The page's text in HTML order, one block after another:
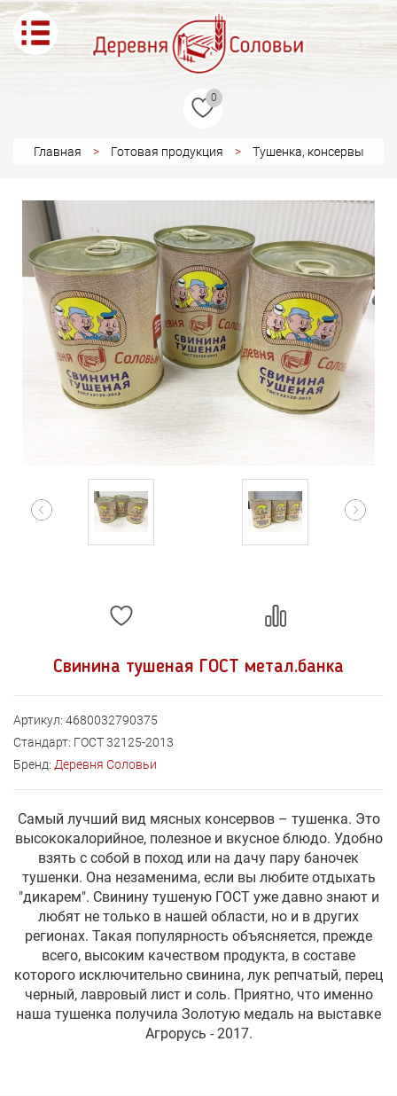
0
Главная Готовая продукция Тушенка, консервы
Свинина тушеная ГОСТ метал.банка
Артикул: 4680032790375
Стандарт: ГОСТ 32125-2013
Бренд: Деревня Соловьи
Самый лучший вид мясных консервов – тушенка. Это
высококалорийное, полезное и вкусное блюдо. Удобно
взять с собой в поход или на дачу пару баночек
тушенки. Она незаменима, если вы любите отдыхать
"дикарем". Свинину тушеную ГОСТ уже давно знают и
любят не только в нашей области, но и в других
регионах. Такая популярность объясняется, прежде
всего, высоким качеством продукта, в составе
которого исключительно свинина, лук репчатый, перец
черный, лавровый лист и соль. Приятно, что именно
наша тушенка получила Золотую медаль на выставке
Агрорусь - 2017.